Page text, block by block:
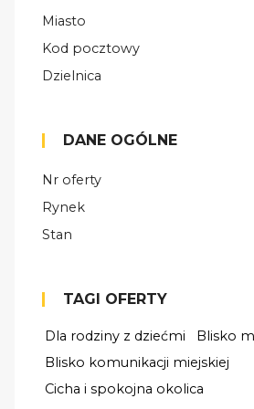
Miasto
Kod pocztowy
Dzielnica
DANE OGÓLNE
Nr oferty
Rynek
Stan
TAGI OFERTY
Dla rodziny z dziećmi Blisko
Blisko komunikacji miejskiej
Cicha i spokojna okolica